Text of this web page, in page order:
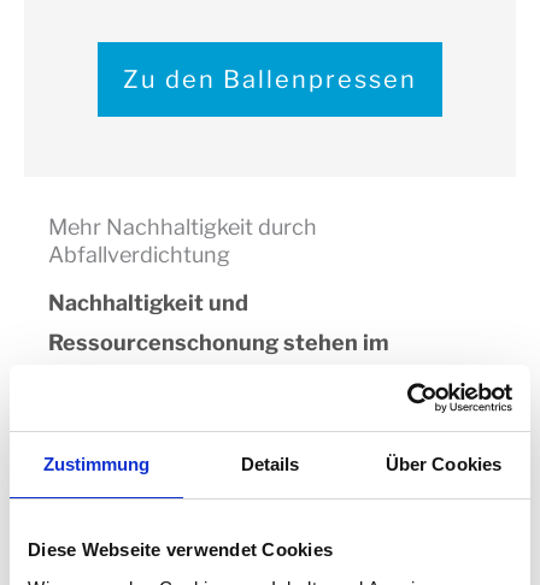
Zustimmung Details Über Cookies
Diese Webseite verwendet Cookies
Zu den Ballenpressen
Mehr Nachhaltigkeit durch
Abfallverdichtung
Nachhaltigkeit und
Ressourcenschonung stehen im
Die
von Wertstoffen senkt
Transportkosten, reduziert
Lagerflächen und hilft Unternehmen